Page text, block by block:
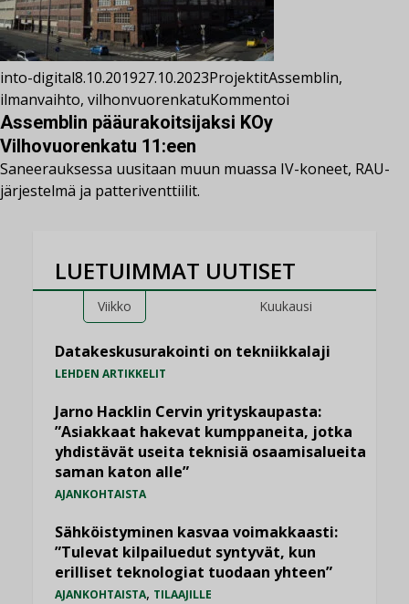
into-digital8.10.201927.10.2023ProjektitAssemblin,
ilmanvaihto, vilhonvuorenkatuKommentoi
Assemblin pääurakoitsijaksi KOy
Vilhovuorenkatu 11:een
Saneerauksessa uusitaan muun muassa IV-koneet, RAU-
järjestelmä ja patteriventtiilit.
LUETUIMMAT UUTISET
Viikko Kuukausi
Datakeskusurakointi on tekniikkalaji
LEHDEN ARTIKKELIT
Jarno Hacklin Cervin yrityskaupasta:
”Asiakkaat hakevat kumppaneita, jotka
yhdistävät useita teknisiä osaamisalueita
saman katon alle”
AJANKOHTAISTA
Sähköistyminen kasvaa voimakkaasti:
”Tulevat kilpailuedut syntyvät, kun
erilliset teknologiat tuodaan yhteen”
AJANKOHTAISTA, TILAAJILLE